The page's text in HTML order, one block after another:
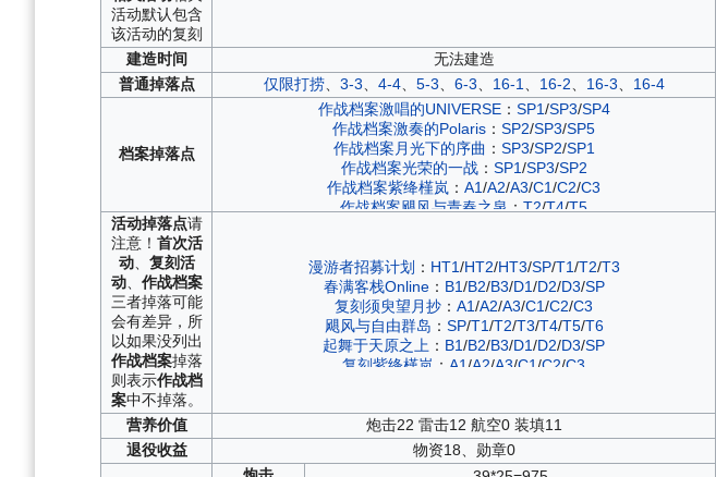
活动默认包含
该活动的复刻
建造时间
无法建造
普通掉落点 仅限打捞、 3-3 4-4、 5-3 6-3 16-1 16-2 16-3 16-4
档案掉落点
作战档案激唱的UNIVERSE： SP1/SP3/SP4
作战档案激奏的Polaris ： SP2/SP3/SP5
作战档案月光下的序曲 ： SP3/SP2/SP1
作战档案光荣的一战： SP1/SP3/SP2
作战档案紫绛槿岚 ： A1/A2/A3/C1/C2/C3
作战档案飓风与青春之泉 ： T2/T4/T5
作战档案划破海空之翼：SP1/SP2/SP3
作战档案蝶海梦花：T1/T2/T3/T4/T5/T6
作战档案负象限作战 ：B1/B2/B3/D1/D2/D3
作战档案永夜幻光：A1/A3 /A2/B1/B2/B3/C3/D1/D2/D3
作战档案北境序曲：C1/C2/C3/D2/D1/D3
作战档案微层混合 ：C2/D1/D2/ D3/C1/C3
作战档案神圣的悲喜剧：B1/B2/B3/D1
作战档案铁血音符誓言：A1/A2/A3/B1/B2/B3/C1/C2/C3/D1/D2/D3
作战档案异色格：A1/A3/B1/B2/C1/C3/D1/D2/B4/D4
活动掉落点请
注意！ 首次活
动、 复刻活
动、 作战档案
三者掉落可能
会有差异，所
以如果没列出
作战档案掉落
则表示作战档
案中不掉落。
漫游者招募计划 ： HT1/HT2/HT3/SP/T1/T2/T3
春满客栈Online： B1/B2/B3/D1/D2/D3/SP
复刻须臾望月抄 ： A1/A2/A3/C1/C2/C3
飓风与自由群岛 ： SP/T1/T2/T3/T4/T5/T6
起舞于天原之上 ： B1/B2/B3/D1/D2/D3/SP
复刻紫绛槿岚 ： A1 /A2/A3/C1 /C2/C3
幻梦间奏曲： HT1/HT2/HT3 /SP/T1/
复刻虹彩的终幕曲：A1/A2/A3/B1/B2/B3/C1/C2/C3/D1/D2/D3/SP
苍闪忍法帖：SP/T1/T2/T3/T4/T5
营养价值
炮击22 雷击12 航空0 装填11
退役收益 物资18、勋章0